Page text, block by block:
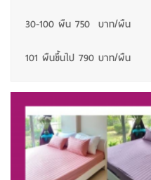
30-100 ผืน 750 บาท/ผืน
101 ผืนขึ้นไป 790 บาท/ผืน